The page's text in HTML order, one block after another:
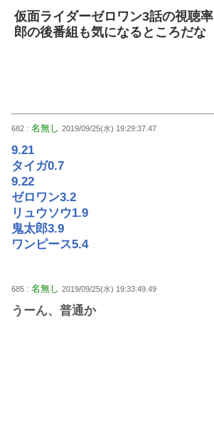
仮面ライダーゼロワン3話の視聴
郎の後番組も気になるところだな
682 : 名無し 2019/09/25(水) 19:29:37.47
9.21
タイガ0.7
9.22
ゼロワン3.2
リュウソウ1.9
鬼太郎3.9
ワンピース5.4
685 : 名無し 2019/09/25(水) 19:33:49.49
うーん、普通か